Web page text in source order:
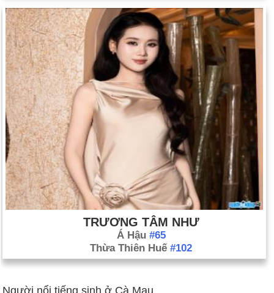
TRƯƠNG TÂM NHƯ
Á Hậu #65
Thừa Thiên Huế #102
Người nổi tiếng sinh ở Cà Mau